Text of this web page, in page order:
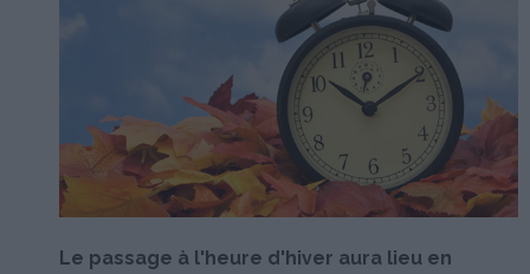
Le passage à l'heure d'hiver aura lieu en